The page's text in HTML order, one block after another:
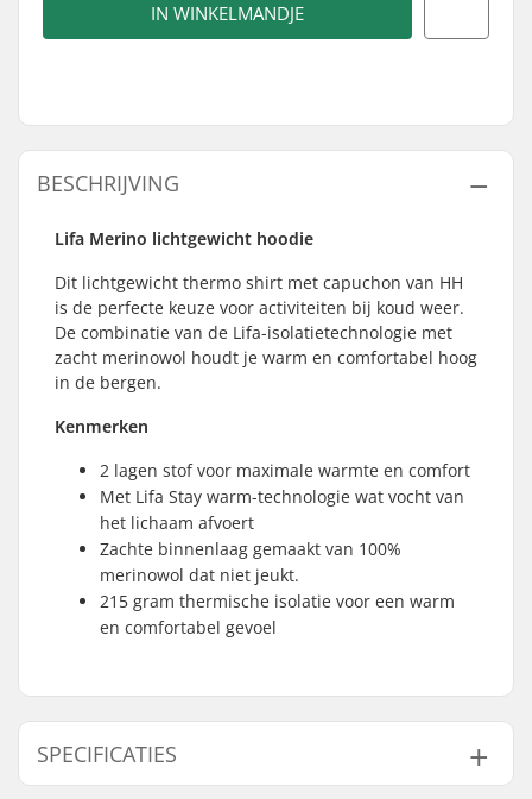
IN WINKELMANDJE
BESCHRIJVING
Lifa Merino lichtgewicht hoodie
Dit lichtgewicht thermo shirt met capuchon van HH
is de perfecte keuze voor activiteiten bij koud weer.
De combinatie van de Lifa-isolatietechnologie met
zacht merinowol houdt je warm en comfortabel hoog
in de bergen.
Kenmerken
2 lagen stof voor maximale warmte en comfort
Met Lifa Stay warm-technologie wat vocht van
het lichaam afvoert
Zachte binnenlaag gemaakt van 100%
merinowol dat niet jeukt.
215 gram thermische isolatie voor een warm
en comfortabel gevoel
SPECIFICATIES